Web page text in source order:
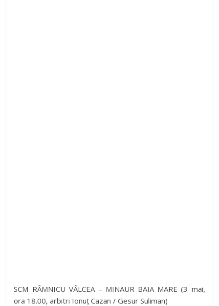
SCM RÂMNICU VÂLCEA – MINAUR BAIA MARE (3 mai,
ora 18.00, arbitri Ionuț Cazan / Gesur Suliman)